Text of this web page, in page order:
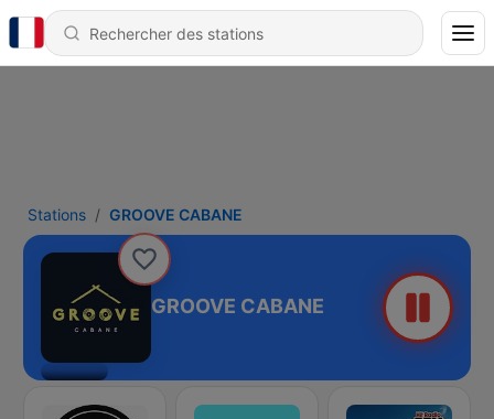
Stations GROOVE CABANE
GROOVE CABANE